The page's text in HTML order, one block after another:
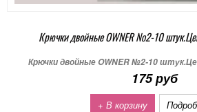
Крючки двойные OWNER №2-10
Крючки двойные OWNER №2-10
175 руб
+ В корзину